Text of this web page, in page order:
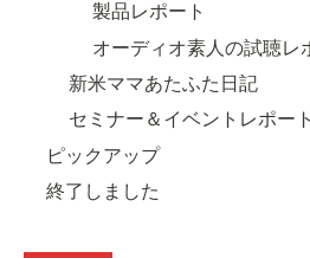
製品レポート
オーディオ素人の試聴レ
新米ママあたふた日記
セミナー＆イベントレポート
ピックアップ
終了しました